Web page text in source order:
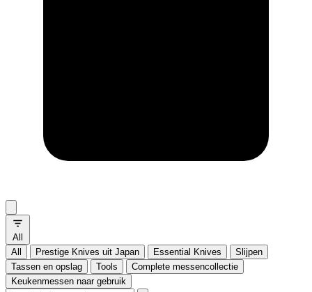
All
All
Prestige Knives uit Japan Essential Knives
Slijpen
Tassen en opslag
Tools
Complete messencollectie
Keukenmessen naar gebruik